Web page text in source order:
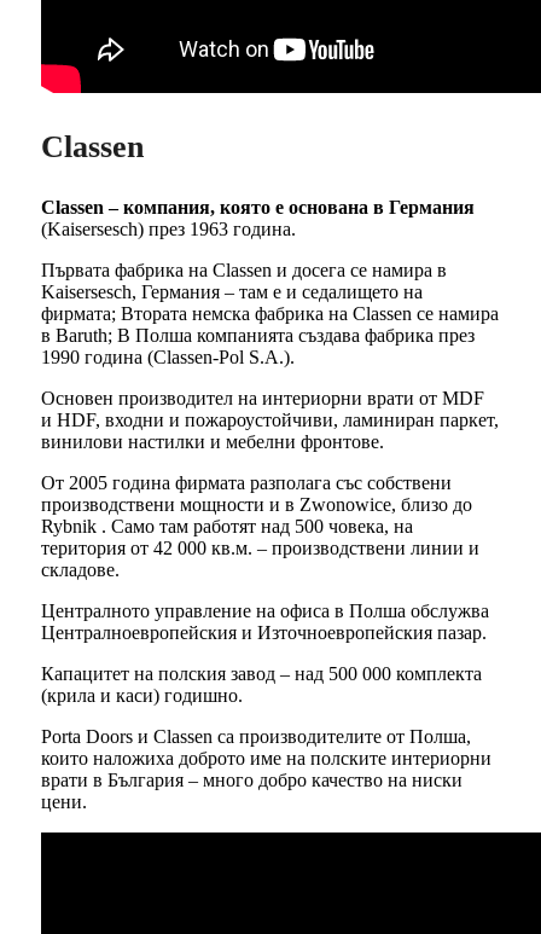
Classen
Classen – компания, която е основана в Германия
(Kaisersesch) през 1963 година.
Първата фабрика на Classen и досега се намира в
Kaisersesch, Германия – там е и седалището на
фирмата; Втората немска фабрика на Classen се намира
в Baruth; В Полша компанията създава фабрика през
1990 година (Classen-Pol S.A.).
Основен производител на интериорни врати от MDF
и HDF, входни и пожароустойчиви, ламиниран паркет,
винилови настилки и мебелни фронтове.
От 2005 година фирмата разполага със собствени
производствени мощности и в Zwonowice, близо до
Rybnik . Само там работят над 500 човека, на
територия от 42 000 кв.м. – производствени линии и
складове.
Централното управление на офиса в Полша обслужва
Централноевропейския и Източноевропейския пазар.
Капацитет на полския завод – над 500 000 комплекта
(крила и каси) годишно.
Porta Doors и Classen са производителите от Полша,
които наложиха доброто име на полските интериорни
врати в България – много добро качество на ниски
цени.